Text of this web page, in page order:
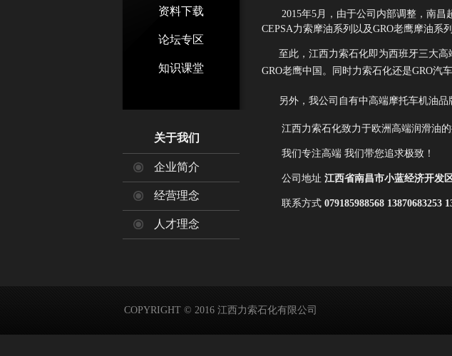
资料下载
论坛专区
知识课堂
关于我们
企业简介
经营理念
人才理念
2015年5月，由于公司内部调整，南昌
CEPSA力索摩油系列以及GRO老鹰摩油系
至此，江西力索石化即为西班牙三大高
GRO老鹰中国。同时力索石化还是GRO汽
另外，我公司自有中高端摩托车机油品
江西力索石化致力于欧洲高端润滑油
我们专注高端 我们带您追求极致！
公司地址 江西省南昌市小蓝经济开发
联系方式 079185988568 13870683253
COPYRIGHT © 2016 江西力索石化有限公司